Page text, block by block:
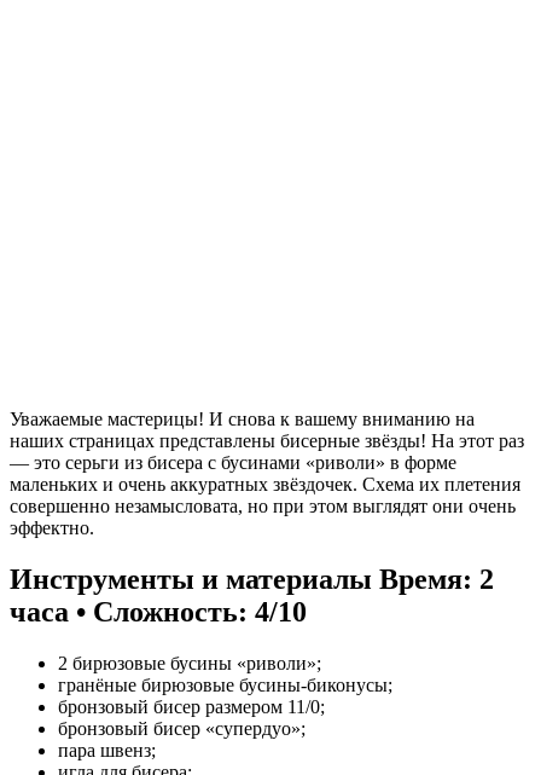
Уважаемые мастерицы! И снова к вашему вниманию на
наших страницах представлены бисерные звёзды! На этот раз
— это серьги из бисера с бусинами «риволи» в форме
маленьких и очень аккуратных звёздочек. Схема их плетения
совершенно незамысловата, но при этом выглядят они очень
эффектно.
Инструменты и материалы Время: 2
часа • Сложность: 4/10
2 бирюзовые бусины «риволи»;
гранёные бирюзовые бусины-биконусы;
бронзовый бисер размером 11/0;
бронзовый бисер «супердуо»;
пара швенз;